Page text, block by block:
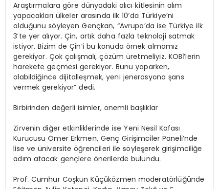
Araştırmalara göre dünyadaki alıcı kitlesinin alım
yapacakları ülkeler arasında ilk 10’da Türkiye’ni
olduğunu söyleyen Gençkan, “Avrupa’da ise Türkiye ilk
3’te yer alıyor. Çin, artık daha fazla teknoloji satmak
istiyor. Bizim de Çin’i bu konuda örnek almamız
gerekiyor. Çok çalışmalı, çözüm üretmeliyiz. KOBİ’lerin
harekete geçmesi gerekiyor. Bunu yaparken,
olabildiğince dijitalleşmek, yeni jenerasyona şans
vermek gerekiyor” dedi.
Birbirinden değerli isimler, önemli başlıklar
Zirvenin diğer etkinliklerinde ise Yeni Nesil Kafası
Kurucusu Ömer Erkmen, Genç Girişimciler Paneli’nde
lise ve üniversite öğrencileri ile söyleşerek girişimciliğe
adım atacak gençlere önerilerde bulundu.
Prof. Cumhur Coşkun Küçüközmen moderatörlüğünde